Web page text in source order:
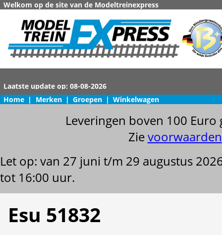
Welkom op de site van de Modeltreinexpress
Home | Merken | Groepen | Winkelwagen
Leveringen boven 100
Zievoorwaarden
Let op: van 27 juni t/m 29 augustus
tot 16:00 uur.
Esu 51832